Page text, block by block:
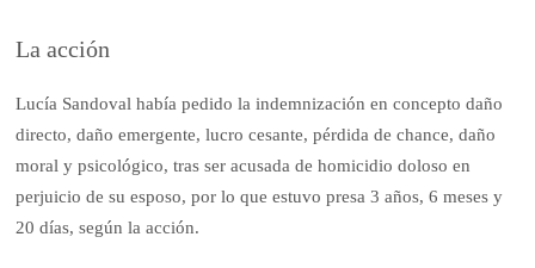
La acción
Lucía Sandoval había pedido la indemnización en concepto daño
directo, daño emergente, lucro cesante, pérdida de chance, daño
moral y psicológico, tras ser acusada de homicidio doloso en
perjuicio de su esposo, por lo que estuvo presa 3 años, 6 meses y
20 días, según la acción.